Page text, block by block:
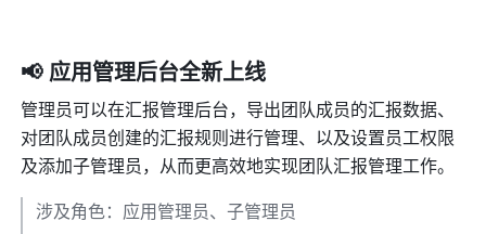
📢 应用管理后台全新上线
管理员可以在汇报管理后台，导出团队成员的汇报数据、
对团队成员创建的汇报规则进行管理、以及设置员工权限
及添加子管理员，从而更高效地实现团队汇报管理工作。
涉及角色：应用管理员、子管理员